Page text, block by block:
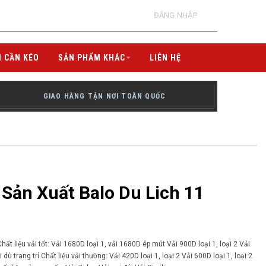
ĐĂNG NHẬP
CẦN KÉO SẢN PHẨM KHÁC LIÊN HỆ
GIAO HÀNG TẬN NƠI TOÀN QUỐC
Xuất Balo Du Lich 11
liệu vải tốt: Vải 1680D loại 1, vải 1680D ép mút Vải 900D loại 1, loại 2 Vải
dù trang trí Chất liệu vải thường: Vải 420D loại 1, loại 2 Vải 600D loại 1, loại 2